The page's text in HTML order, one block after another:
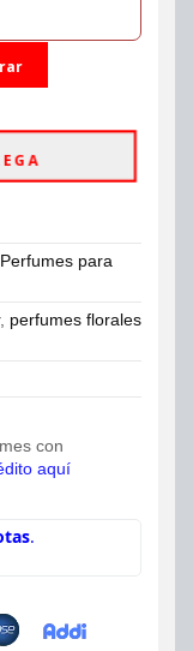
Perfumes para
, perfumes florales
con
aquí